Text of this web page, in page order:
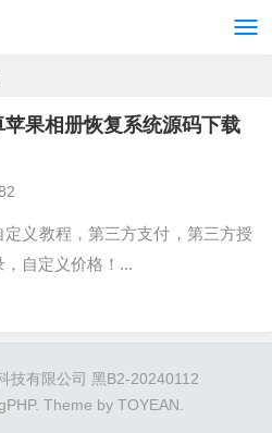
果相册恢复系统源码下载
定义教程，第三方支付，第三方授
，自定义价格！...
技有限公司 黑B2-20240112
. Theme by TOYEAN